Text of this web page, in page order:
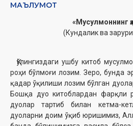
МАЪЛУМОТ
«Мусулмоннинг
(Кундалик ва
Қўлингиздаги ушбу китоб
роҳи бўлмоғи лозим. Зеро, бунда
қадар ўқилиши лозим бўлган
Бошқа дуо китоблардан фарқли
дуолар тартиб билан кетма-
дуоларни доим ўқиб юришимиз,